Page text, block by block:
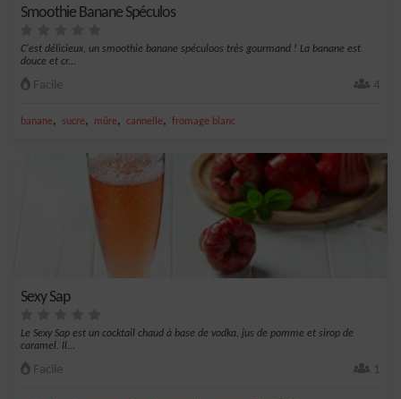
Smoothie Banane Spéculos
C'est délicieux, un smoothie banane spéculoos très gourmand ! La banane est
douce et cr...
Facile 4
banane, sucre, mûre, cannelle, fromage blanc
Sexy Sap
Le Sexy Sap est un cocktail chaud à base de vodka, jus de pomme et sirop de
caramel. Il...
Facile 1